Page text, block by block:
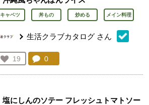
キャベツ 丼もの 炒める メイン料理
生活クラブカタログ さん
お気に入り登録：
19
人が登録
コメント：
0
塩にしんのソテー フレッシュトマトソー